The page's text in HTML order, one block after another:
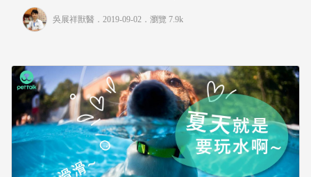
吳展祥獸醫 ．2019-09-02． 瀏覽 7.9k